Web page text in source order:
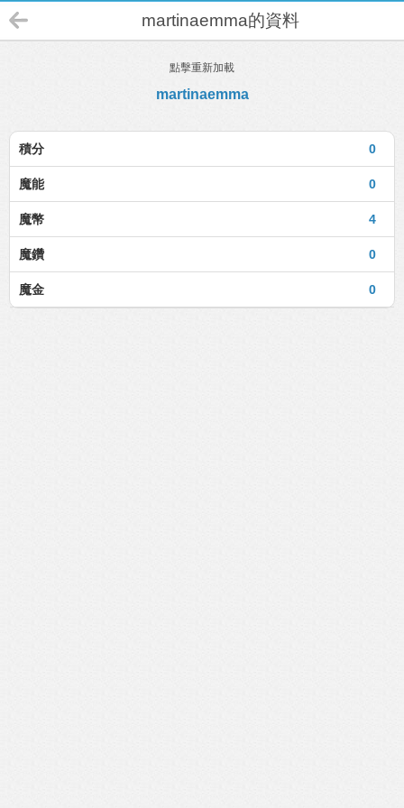
martinaemma的資料
點擊重新加載
martinaemma
0
積分
0
魔能
4
魔幣
0
魔鑽
0
魔金